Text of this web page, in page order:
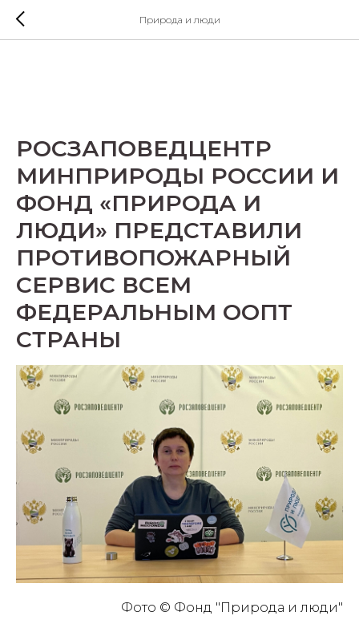
Природа и люди
РОСЗАПОВЕДЦЕНТР
МИНПРИРОДЫ РОССИИ И
ФОНД «ПРИРОДА И
ЛЮДИ» ПРЕДСТАВИЛИ
ПРОТИВОПОЖАРНЫЙ
СЕРВИС ВСЕМ
ФЕДЕРАЛЬНЫМ ООПТ
СТРАНЫ
Фото © Фонд "Природа и люди"